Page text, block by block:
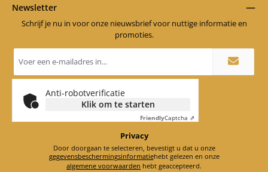
Newsletter
Schrijf je nu in voor onze nieuwsbrief voor nuttige informatie en
promoties.
mailadres
Anti-robotverificatie
Klik om te starten
FriendlyCaptcha ⇗
Privacy
Door doorgaan te selecteren, bevestigt u dat u onze
gegevensbeschermingsinformatie
hebt gelezen en onze
algemene voorwaarden hebt geaccepteerd.